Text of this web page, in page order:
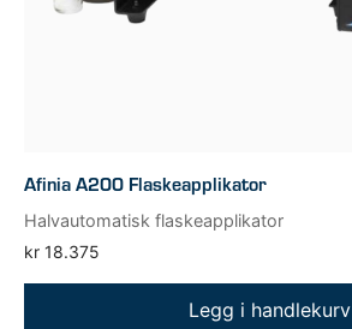
Afinia A200 Flaskeapplikator
Halvautomatisk flaskeapplikator
kr 18.375
Legg i handlekurv